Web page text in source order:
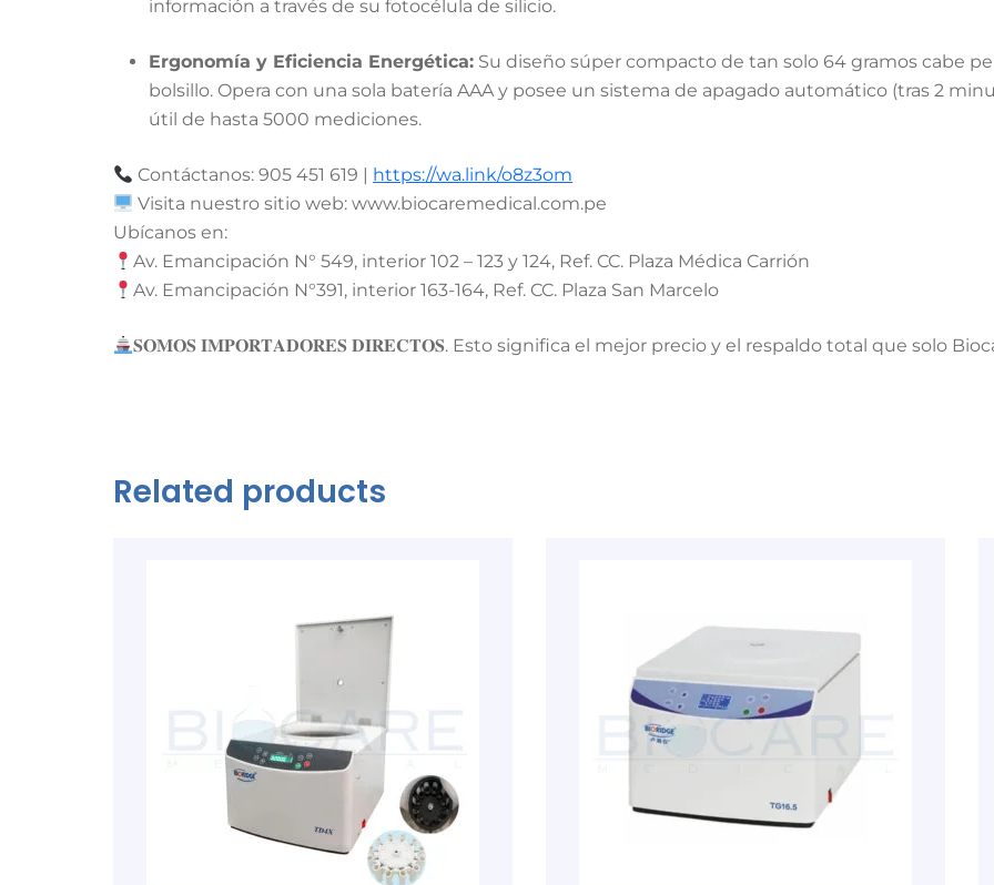
información a través de su fotocélula de silicio.
Ergonomía y Eficiencia Energética: Su diseño súper compacto de tan solo 64 gramos cabe
bolsillo. Opera con una sola batería AAA y posee un sistema de apagado automático (tras 2
útil de hasta 5000 mediciones.
Contáctanos: 905 451 619 | https://wa.link/o8z3om
Visita nuestro sitio web: www.biocaremedical.com.pe
Ubícanos en:
Av. Emancipación N° 549, interior 102 – 123 y 124, Ref. CC. Plaza Médica Carrión
Av. Emancipación N°391, interior 163-164, Ref. CC. Plaza San Marcelo
𝐒𝐎𝐌𝐎𝐒 𝐈𝐌𝐏𝐎𝐑𝐓𝐀𝐃𝐎𝐑𝐄𝐒 𝐃𝐈𝐑𝐄𝐂𝐓𝐎𝐒. Esto significa el mejor precio y el respaldo total que solo
Related products